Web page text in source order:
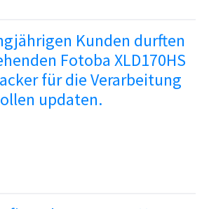
Kunden durften
Fotoba XLD170HS
für die Verarbeitung
updaten.